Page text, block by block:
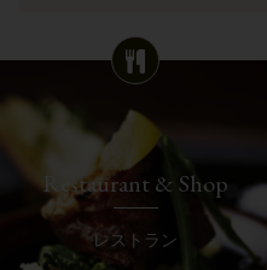
Restaurant & Shop
レストラン